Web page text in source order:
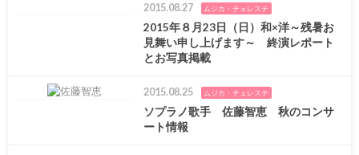
2015.08.27 ムジカ・チェレステ
2015年８月23日（日）和×洋～残暑お
見舞い申し上げます～ 終演レポート
とお写真掲載
2015.08.25 ムジカ・チェレステ
ソプラノ歌手 佐藤智恵 秋のコンサ
ート情報